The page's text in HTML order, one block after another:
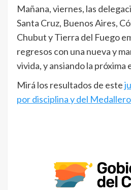
Mañana, viernes, las
Santa Cruz, Buenos Aires,
Chubut y Tierra del Fuego
regresos con una nueva y
vivida, y ansiando la próxima
Mirá los resultados de este
por disciplina y del Medallero